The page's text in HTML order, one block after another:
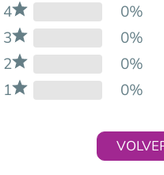
4
0%
3
0%
2
0%
1
0%